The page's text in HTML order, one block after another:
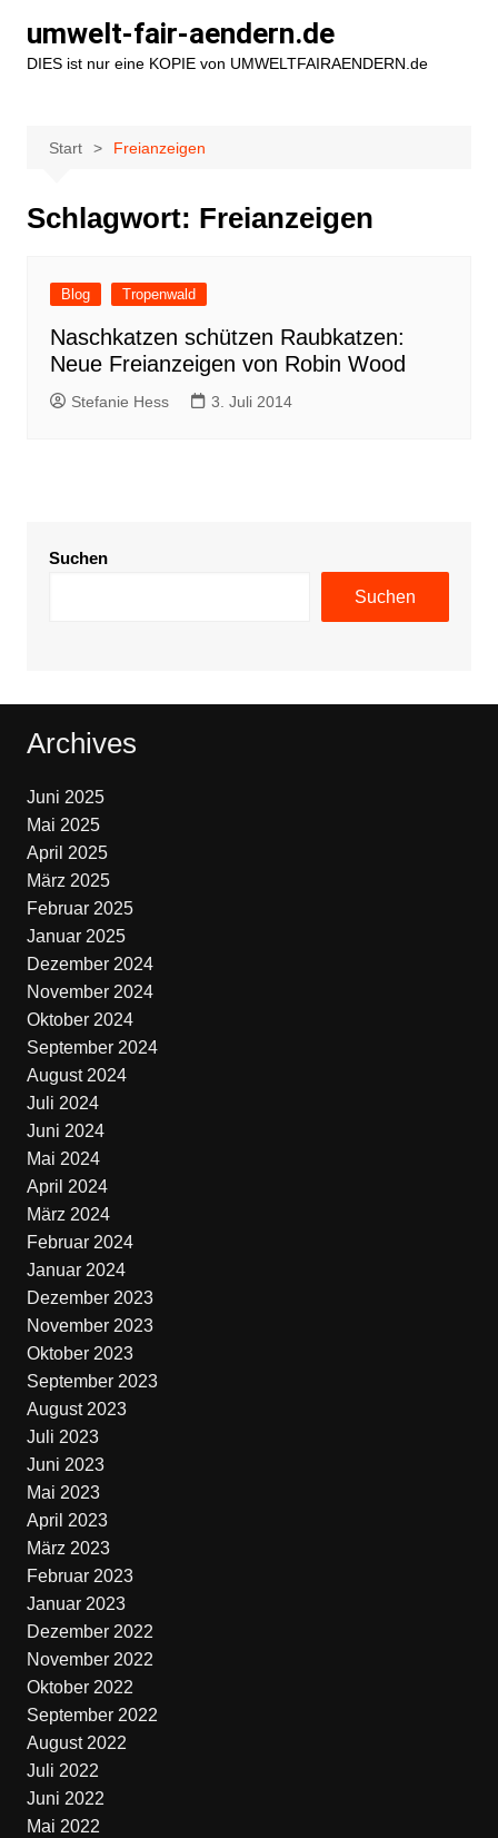
Inhalt
springen
umwelt-fair-aendern.de
DIES ist nur eine KOPIE von UMWELTFAIRAENDERN.de
Start Freianzeigen
Schlagwort: Freianzeigen
Blog Tropenwald
Naschkatzen schützen Raubkatzen:
Neue Freianzeigen von Robin Wood
Stefanie Hess 3. Juli 2014
Suchen
Suchen
Archives
Juni 2025
Mai 2025
April 2025
März 2025
Februar 2025
Januar 2025
Dezember 2024
November 2024
Oktober 2024
September 2024
August 2024
Juli 2024
Juni 2024
Mai 2024
April 2024
März 2024
Februar 2024
Januar 2024
Dezember 2023
November 2023
Oktober 2023
September 2023
August 2023
Juli 2023
Juni 2023
Mai 2023
April 2023
März 2023
Februar 2023
Januar 2023
Dezember 2022
November 2022
Oktober 2022
September 2022
August 2022
Juli 2022
Juni 2022
Mai 2022